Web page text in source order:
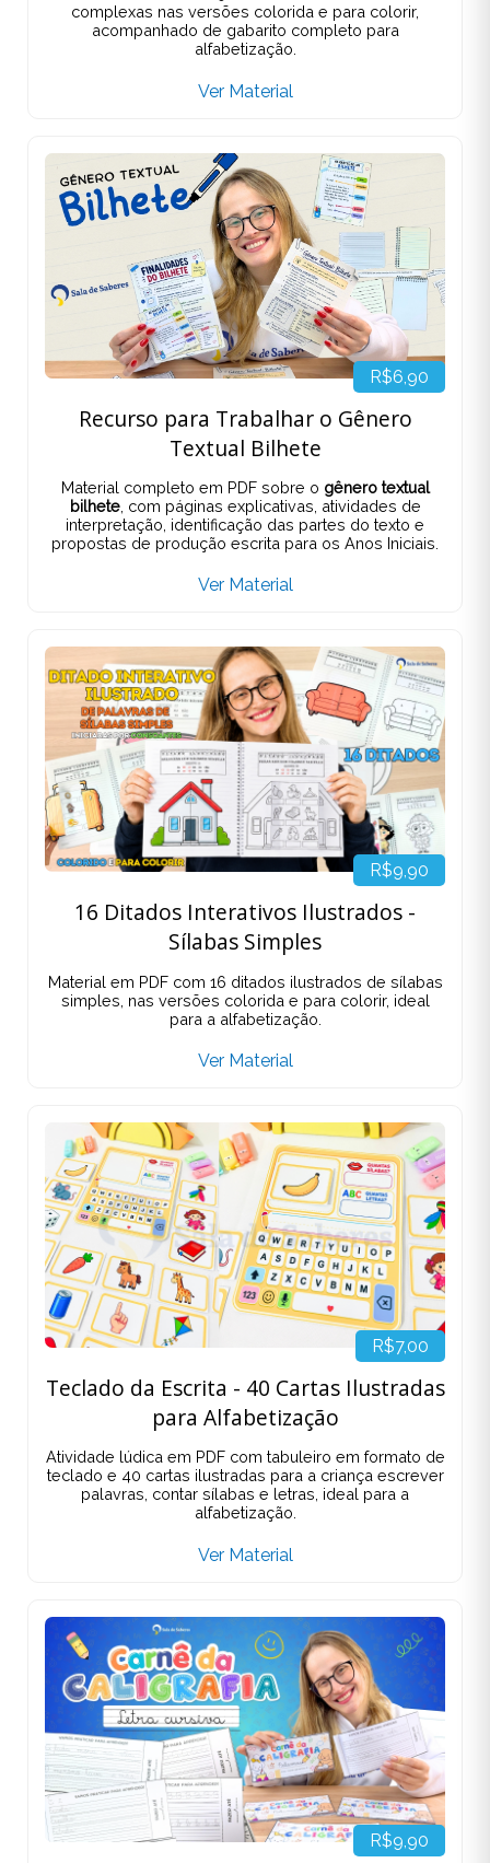
complexas nas versões colorida e para colorir,
acompanhado de gabarito completo para
alfabetização.
Ver Material
R$6,90
Recurso para Trabalhar o Gênero
Textual Bilhete
Material completo em PDF sobre o gênero textual
bilhete, com páginas explicativas, atividades de
interpretação, identificação das partes do texto e
propostas de produção escrita para os Anos Iniciais.
Ver Material
R$9,90
16 Ditados Interativos Ilustrados -
Sílabas Simples
Material em PDF com 16 ditados ilustrados de sílabas
simples, nas versões colorida e para colorir, ideal
para a alfabetização.
Ver Material
R$7,00
Teclado da Escrita - 40 Cartas Ilustradas
para Alfabetização
Atividade lúdica em PDF com tabuleiro em formato de
teclado e 40 cartas ilustradas para a criança escrever
palavras, contar sílabas e letras, ideal para a
alfabetização.
Ver Material
R$9,90